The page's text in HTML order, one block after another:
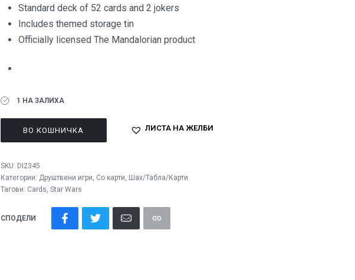
Standard deck of 52 cards and 2 jokers
Includes themed storage tin
Officially licensed The Mandalorian product
1 НА ЗАЛИХА
ВО КОШНИЧКА ЛИСТА НА ЖЕЛБИ
SKU: DI2345
Категории: Друштвени игри, Со карти, Шах/Табла/Карти
Тагови: Cards, Star Wars
СПОДЕЛИ